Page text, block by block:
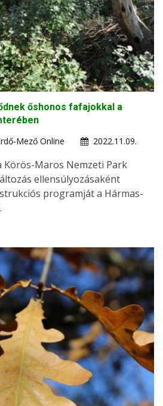
őshonos fafajokkal a
Mező Online
2022.11.09.
Körös-Maros Nemzeti Park
ellensúlyozásaként
programját a Hármas-